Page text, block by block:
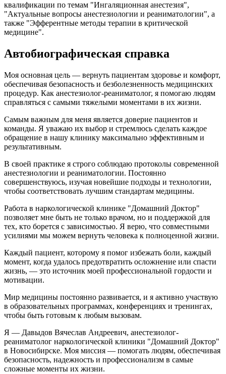
квалификации по темам "Ингаляционная анестезия",
"Актуальные вопросы анестезиологии и реаниматологии", а
также "Эфферентные методы терапии в критической
медицине".
Автобиографическая справка
Моя основная цель — вернуть пациентам здоровье и комфорт,
обеспечивая безопасность и безболезненность медицинских
процедур. Как анестезиолог-реаниматолог, я помогаю людям
справляться с самыми тяжелыми моментами в их жизни.
Самым важным для меня является доверие пациентов и
команды. Я уважаю их выбор и стремлюсь сделать каждое
обращение в нашу клинику максимально эффективным и
результативным.
В своей практике я строго соблюдаю протоколы современной
анестезиологии и реаниматологии. Постоянно
совершенствуюсь, изучая новейшие подходы и технологии,
чтобы соответствовать лучшим стандартам медицины.
Работа в наркологической клинике "Домашний Доктор"
позволяет мне быть не только врачом, но и поддержкой для
тех, кто борется с зависимостью. Я верю, что совместными
усилиями мы можем вернуть человека к полноценной жизни.
Каждый пациент, которому я помог избежать боли, каждый
момент, когда удалось предотвратить осложнение или спасти
жизнь, — это источник моей профессиональной гордости и
мотивации.
Мир медицины постоянно развивается, и я активно участвую
в образовательных программах, конференциях и тренингах,
чтобы быть готовым к любым вызовам.
Я — Давыдов Вячеслав Андреевич, анестезиолог-
реаниматолог наркологической клиники "Домашний Доктор"
в Новосибирске. Моя миссия — помогать людям, обеспечивая
безопасность, надежность и профессионализм в самые
сложные моменты их жизни.